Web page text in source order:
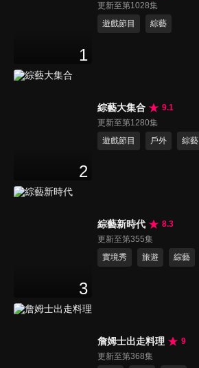
1
更新至第1028集
遊戲節目
綜藝
2
綜藝大集合
9.1
更新至第1280集
遊戲節目
戶外 綜藝
3
綜藝新時代
8.3
更新至第355集
實境秀
旅遊 綜藝
詹姆士出走料理
9
更新至第368集